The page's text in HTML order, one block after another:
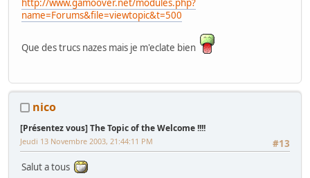
http://www.gamoover.net/modules.php?
name=Forums&file=viewtopic&t=500
Que des trucs nazes mais je m'eclate bien
nico
[Présentez vous] The Topic of the Welcome !!!!
#13
Jeudi 13 Novembre 2003, 21:44:11 PM
Salut a tous